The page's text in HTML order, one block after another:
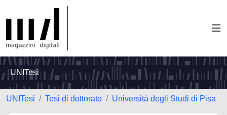
UNITesi
UNITesi Tesi di dottorato Università degli Studi di Pisa